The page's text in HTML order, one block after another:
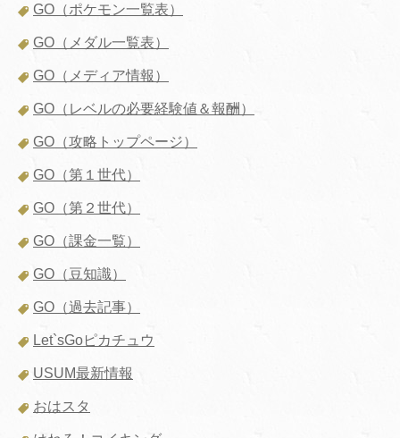
GO（ポケモン一覧表）
GO（メダル一覧表）
GO（メディア情報）
GO（レベルの必要経験値＆報酬）
GO（攻略トップページ）
GO（第１世代）
GO（第２世代）
GO（課金一覧）
GO（豆知識）
GO（過去記事）
Let`sGoピカチュウ
USUM最新情報
おはスタ